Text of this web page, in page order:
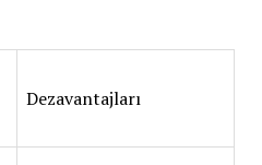
Dezavantajları